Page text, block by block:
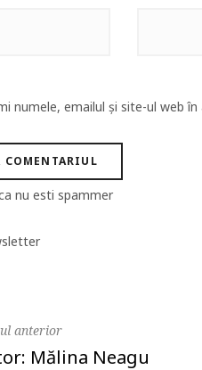
numele, emailul și site-ul web
nu esti spammer
anterior
Mălina Neagu